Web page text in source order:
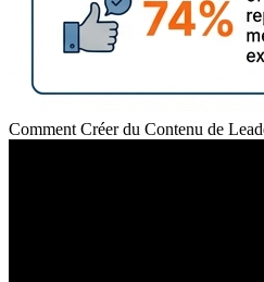
Comment Créer du Contenu de